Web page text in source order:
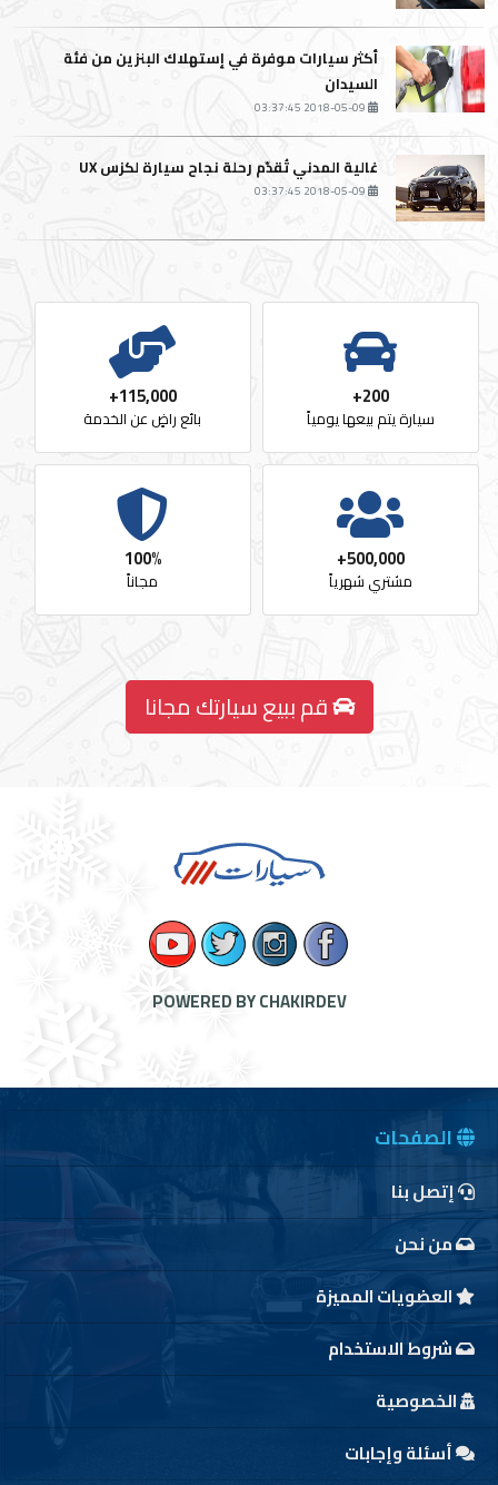
أكثر سيارات موفرة في إستهلاك البنزين من فئة
السيدان
غالية المدني تُقدّم رحلة نجاح سيارة لكزس UX
200+
سيارة يتم بيعها يومياً
115,000+
بائع راضٍ عن الخدمة
500,000+
مشتري شهرياً
100%
مجاناً
قم ببيع سيارتك مجانا
POWERED BY CHAKIRDEV
الصفحات
إتصل بنا
من نحن
العضويات المميزة
شروط الاستخدام
الخصوصية
أسئلة وإجابات